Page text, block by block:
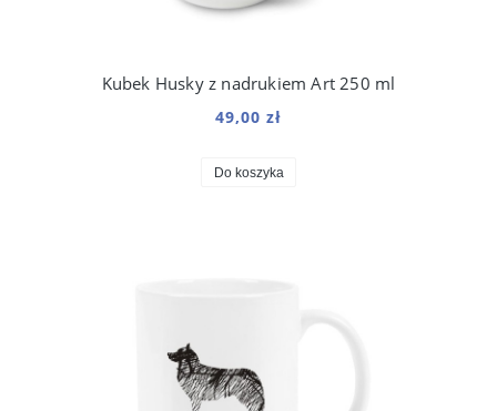
Kubek Husky z nadrukiem Art 250 ml
49,00 zł
Do koszyka